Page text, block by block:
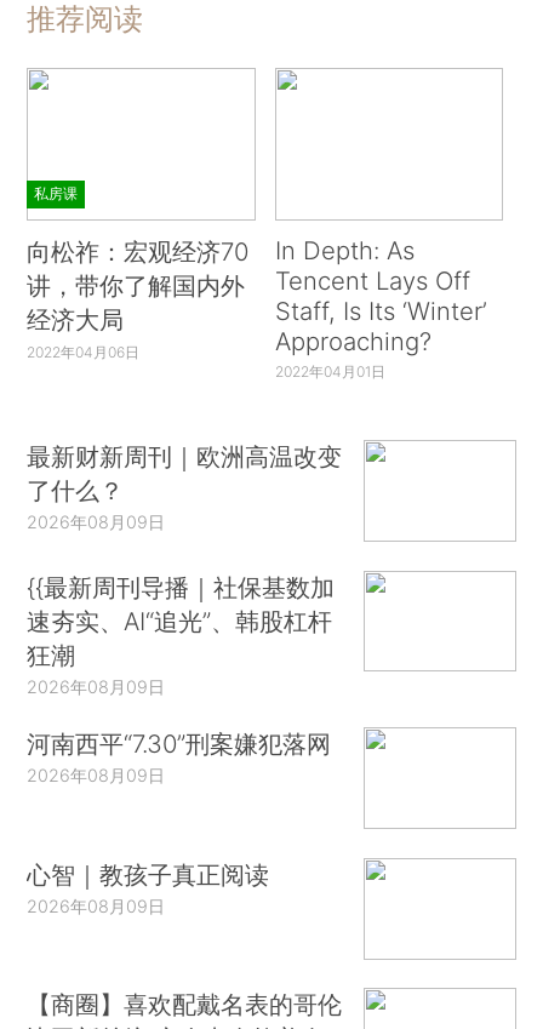
推荐阅读
私房课
向松祚：宏观经济70
讲，带你了解国内外
经济大局
2022年04月06日
In Depth: As
Tencent Lays Off
Staff, Is Its ‘Winter’
Approaching?
2022年04月01日
最新财新周刊｜欧洲高温改变
了什么？
2026年08月09日
{{最新周刊导播｜社保基数加
速夯实、AI“追光”、韩股杠杆
狂潮
2026年08月09日
河南西平“7.30”刑案嫌犯落网
2026年08月09日
心智｜教孩子真正阅读
2026年08月09日
【商圈】喜欢配戴名表的哥伦